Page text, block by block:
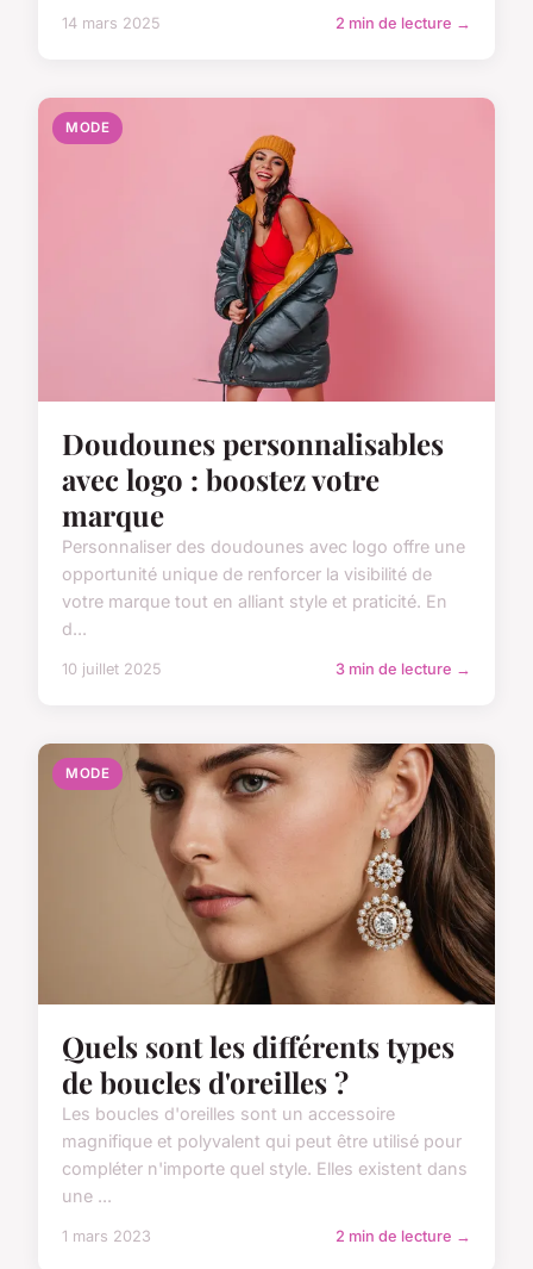
14 mars 2025 2 min de lecture →
MODE
Doudounes personnalisables
avec logo : boostez votre
marque
Personnaliser des doudounes avec logo offre une
opportunité unique de renforcer la visibilité de
votre marque tout en alliant style et praticité. En
d...
10 juillet 2025 3 min de lecture →
MODE
Quels sont les différents types
de boucles d'oreilles ?
Les boucles d'oreilles sont un accessoire
magnifique et polyvalent qui peut être utilisé pour
compléter n'importe quel style. Elles existent dans
une ...
1 mars 2023 2 min de lecture →